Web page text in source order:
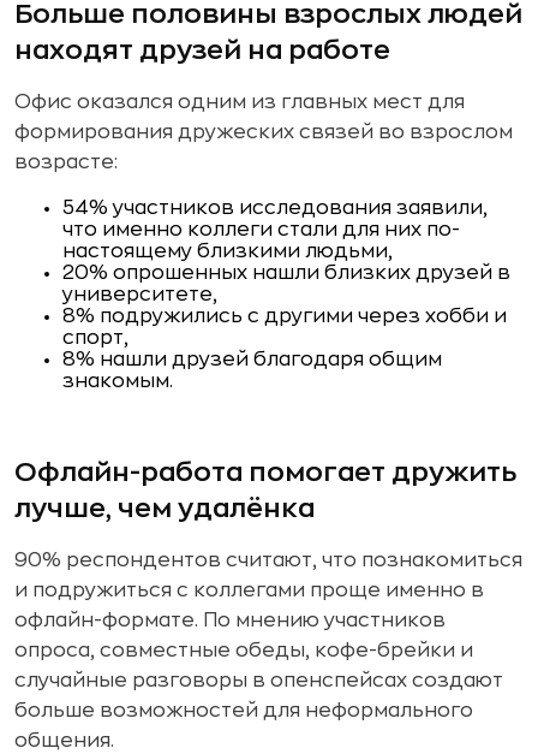
Больше половины взрослых людей
находят друзей на работе
Офис оказался одним из главных мест для
формирования дружеских связей во взрослом
возрасте:
54% участников исследования заявили,
что именно коллеги стали для них по-
настоящему близкими людьми,
20% опрошенных нашли близких друзей в
университете,
8% подружились с другими через хобби и
спорт,
8% нашли друзей благодаря общим
знакомым.
Офлайн-работа помогает дружить
лучше, чем удалёнка
90% респондентов считают, что познакомиться
и подружиться с коллегами проще именно в
офлайн-формате. По мнению участников
опроса, совместные обеды, кофе-брейки и
случайные разговоры в опенспейсах создают
больше возможностей для неформального
общения.